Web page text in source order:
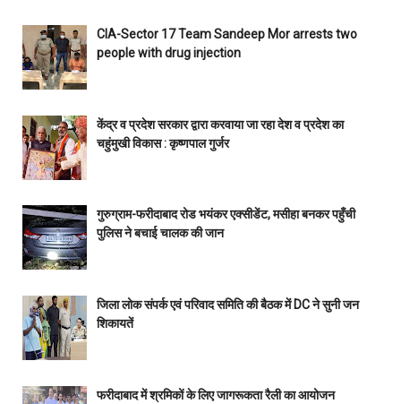
CIA-Sector 17 Team Sandeep Mor arrests two
people with drug injection
केंद्र व प्रदेश सरकार द्वारा करवाया जा रहा देश व प्रदेश का
चहुंमुखी विकास : कृष्णपाल गुर्जर
गुरुग्राम-फरीदाबाद रोड भयंकर एक्सीडेंट, मसीहा बनकर पहुँची
पुलिस ने बचाई चालक की जान
जिला लोक संपर्क एवं परिवाद समिति की बैठक में DC ने सुनी जन
शिकायतें
फरीदाबाद में श्रमिकों के लिए जागरूकता रैली का आयोजन